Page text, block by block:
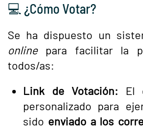
💻 ¿Cómo Votar?
Se ha dispuesto un
onlinepara facilitar la
todos/as:
Link de Votación: El
personalizado para
sido enviado a los